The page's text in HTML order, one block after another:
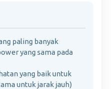
paling banyak
yang sama pada
yang baik untuk
untuk jarak jauh)